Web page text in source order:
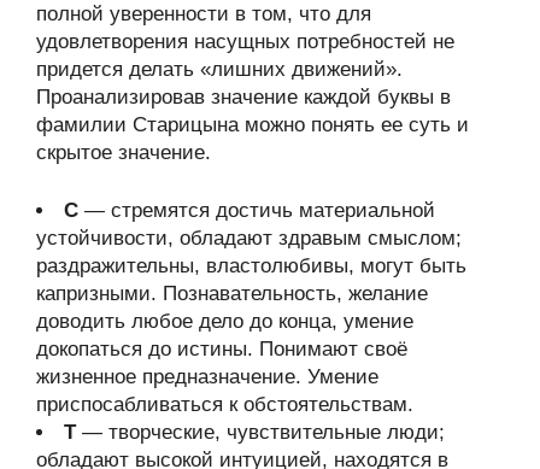
полной уверенности в том, что для
удовлетворения насущных потребностей не
придется делать «лишних движений».
Проанализировав значение каждой буквы в
фамилии Старицына можно понять ее суть и
скрытое значение.
С — стремятся достичь материальной
устойчивости, обладают здравым смыслом;
раздражительны, властолюбивы, могут быть
капризными. Познавательность, желание
доводить любое дело до конца, умение
докопаться до истины. Понимают своё
жизненное предназначение. Умение
приспосабливаться к обстоятельствам.
Т— творческие, чувствительные люди;
обладают высокой интуицией, находятся в